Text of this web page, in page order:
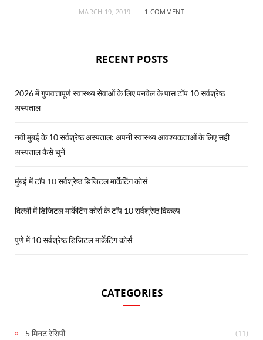
MARCH 19, 2019 1 COMMENT
RECENT POSTS
2026 में गुणवत्तापूर्ण स्वास्थ्य सेवाओं के लिए पनवेल के पास टॉप 10 सर्वश्रेष्ठ
अस्पताल
नवी मुंबई के 10 सर्वश्रेष्ठ अस्पताल: अपनी स्वास्थ्य आवश्यकताओं के लिए सही
अस्पताल कैसे चुनें
मुंबई में टॉप 10 सर्वश्रेष्ठ डिजिटल मार्केटिंग कोर्स
दिल्ली में डिजिटल मार्केटिंग कोर्स के टॉप 10 सर्वश्रेष्ठ विकल्प
पुणे में 10 सर्वश्रेष्ठ डिजिटल मार्केटिंग कोर्स
CATEGORIES
5 मिनट रेसिपी (11)